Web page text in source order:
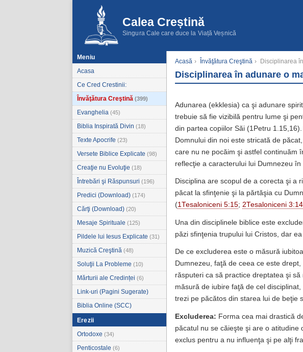
Calea Creștină
Singura Cale care duce la Viață Veșnică
Meniu
Acasa
Ce Cred Crestinii:
Învăţătura Creştină (399)
Evanghelia (45)
Biblia Inspirată Divin (18)
Texte Apocrife (23)
Versete Biblice Explicate (98)
Creaţie nu Evoluţie (18)
Întrebări şi Răspunsuri (196)
Predici (Download) (174)
Cărţi (Download) (20)
Mesaje Spirituale (125)
Pildele lui Iesus Explicate (31)
Muzică Creştină (48)
Soluţii La Probleme (10)
Mărturii ale Credinței (6)
Link-uri (Pagini Sugerate)
Biblia Online (SCC)
Erezii
Ortodoxe (34)
Penticostale (6)
Acasă › Învăţătura Creştină › Disciplinarea
Disciplinarea în adunare o
Adunarea (ekklesia) ca şi adunare
trebuie să fie vizibilă pentru lume şi
din partea copiilor Săi (1Petru
Domnului din noi este stricată de
care nu ne pocăim şi astfel continuăm
reflecţie a caracterului lui Dumnezeu în
Disciplina are scopul de a corecta şi a
păcat la sfinţenie şi la părtăşia cu
(1Tesaloniceni 5:15; 2Tesaloniceni
Una din disciplinele biblice este
păzi sfinţenia trupului lui Cristos, dar
De ce excluderea este o măsură
Dumnezeu, faţă de ceea ce este
răsputeri ca să practice dreptatea şi
măsură de iubire faţă de cel
trezi pe păcătos din starea lui de beţie
Excluderea: Forma cea mai drastică
păcatul nu se căieşte şi are o
exclus pentru a nu influenţa şi pe alţi